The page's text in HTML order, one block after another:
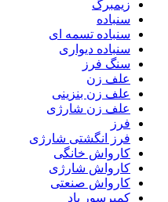
زیمبرگ
سنباده
سنباده تسمه ای
سنباده دیواری
سنگ فرز
علف زن
علف زن بنزینی
علف زن شارژی
فرز
فرز انگشتی شارژی
کارواش خانگی
کارواش شارژی
کارواش صنعتی
کمپرسور باد